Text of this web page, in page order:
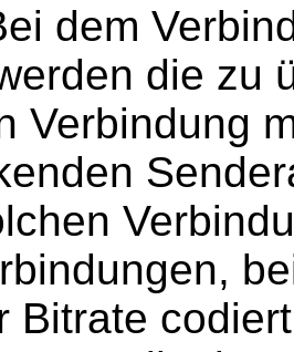
dem
die zu
Verbindung
Bitrate